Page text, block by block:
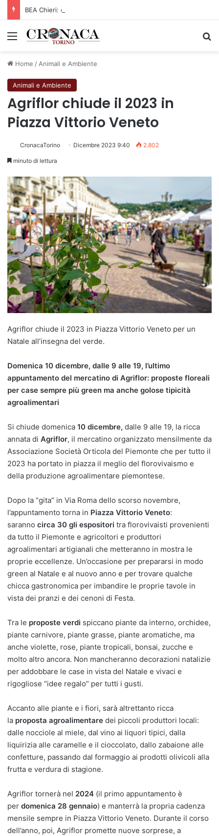
BEA Chieri: capitan Drame ancora in Arancione!
Menu
Home /Animali e Ambiente
Animali e Ambiente
Agriflor chiude il 2023 in
Piazza Vittorio Veneto
CronacaTorino Dicembre 2023 9:40 2.802
minuto di lettura
Agriflor chiude il 2023 in Piazza Vittorio Veneto per un
Natale all’insegna del verde.
Domenica 10 dicembre, dalle 9 alle 19, l’ultimo
appuntamento del mercatino di Agriflor: proposte floreali
per case sempre più green ma anche golose tipicità
agroalimentari
Si chiude domenica 10 dicembre, dalle 9 alle 19, la ricca
annata di Agriflor, il mercatino organizzato mensilmente da
Associazione Società Orticola del Piemonte che per tutto il
2023 ha portato in piazza il meglio del florovivaismo e
della produzione agroalimentare piemontese.
Dopo la “gita” in Via Roma dello scorso novembre,
l’appuntamento torna in Piazza Vittorio Veneto:
saranno circa 30 gli espositori tra florovivaisti provenienti
da tutto il Piemonte e agricoltori e produttori
agroalimentari artigianali che metteranno in mostra le
proprie eccellenze. Un’occasione per prepararsi in modo
green al Natale e al nuovo anno e per trovare qualche
chicca gastronomica per imbandire le proprie tavole in
vista dei pranzi e dei cenoni di Festa.
Tra le proposte verdi spiccano piante da interno, orchidee,
piante carnivore, piante grasse, piante aromatiche, ma
anche violette, rose, piante tropicali, bonsai, zucche e
molto altro ancora. Non mancheranno decorazioni natalizie
per addobbare le case in vista del Natale e vivaci e
rigogliose “idee regalo” per tutti i gusti.
Accanto alle piante e i fiori, sarà altrettanto ricca
la proposta agroalimentare dei piccoli produttori locali:
dalle nocciole al miele, dal vino ai liquori tipici, dalla
liquirizia alle caramelle e il cioccolato, dallo zabaione alle
confetture, passando dal formaggio ai prodotti olivicoli alla
frutta e verdura di stagione.
Agriflor tornerà nel 2024 (il primo appuntamento è
per domenica 28 gennaio) e manterrà la propria cadenza
mensile sempre in Piazza Vittorio Veneto. Durante il corso
dell’anno, poi, Agriflor promette nuove sorprese, a